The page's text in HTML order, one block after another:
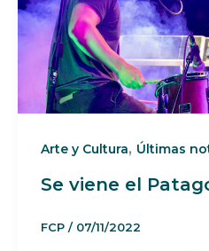
Arte y Cultura, Últimas
Se viene el
FCP / 07/11/2022